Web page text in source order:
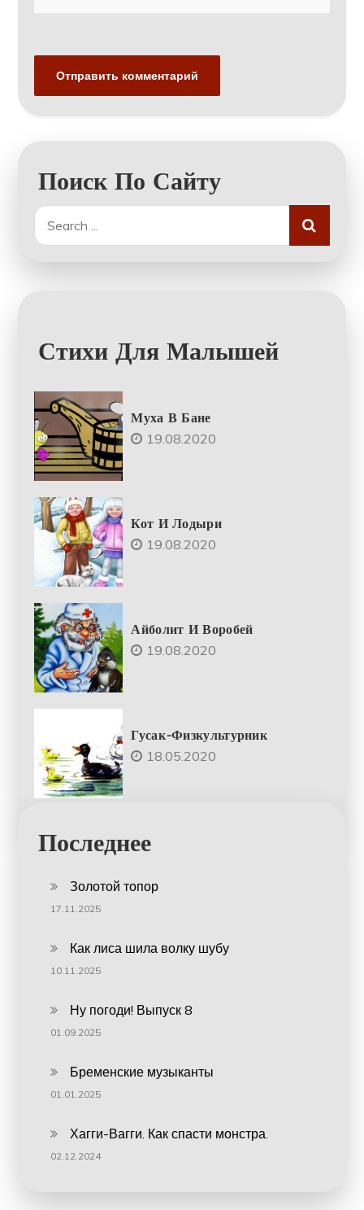
Поиск По Сайту
Search
for:
Стихи Для Малышей
Муха В Бане
19.08.2020
Кот И Лодыри
19.08.2020
Айболит И Воробей
19.08.2020
Гусак-Физкультурник
18.05.2020
Последнее
Золотой топор
17.11.2025
Как лиса шила волку шубу
10.11.2025
Ну погоди! Выпуск 8
01.09.2025
Бременские музыканты
01.01.2025
Хагги-Вагги. Как спасти монстра.
02.12.2024